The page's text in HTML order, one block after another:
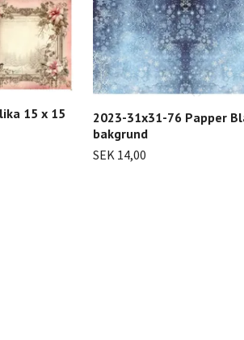
15 x 15
2023-31x31-76 Papper
bakgrund
SEK 14,00